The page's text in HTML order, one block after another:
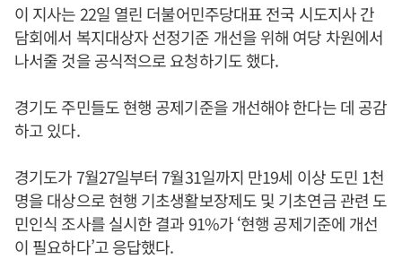
이 지사는 22일 열린 더불어민주당대표 전국 시도지사 간
담회에서 복지대상자 선정기준 개선을 위해 여당 차원에서
나서줄 것을 공식적으로 요청하기도 했다.
경기도 주민들도 현행 공제기준을 개선해야 한다는 데 공감
하고 있다.
경기도가 7월27일부터 7월31일까지 만19세 이상 도민 1천
명을 대상으로 현행 기초생활보장제도 및 기초연금 관련 도
민인식 조사를 실시한 결과 91%가 ‘현행 공제기준에 개선
이 필요하다’고 응답했다.